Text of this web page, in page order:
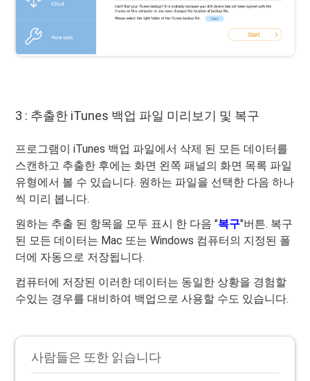
3 : 추출한 iTunes 백업 파일 미리보기 및 복구
프로그램이 iTunes 백업 파일에서 삭제 된 모든 데이터를
스캔하고 추출한 후에는 화면 왼쪽 패널의 화면 목록 파일
유형에서 볼 수 있습니다. 원하는 파일을 선택한 다음 하나
씩 미리 봅니다.
원하는 추출 된 항목을 모두 표시 한 다음 "복구"버튼. 복구
된 모든 데이터는 Mac 또는 Windows 컴퓨터의 지정된 폴
더에 자동으로 저장됩니다.
컴퓨터에 저장된 이러한 데이터는 동일한 상황을 경험할
수있는 경우를 대비하여 백업으로 사용할 수도 있습니다.
사람들은 또한 읽습니다